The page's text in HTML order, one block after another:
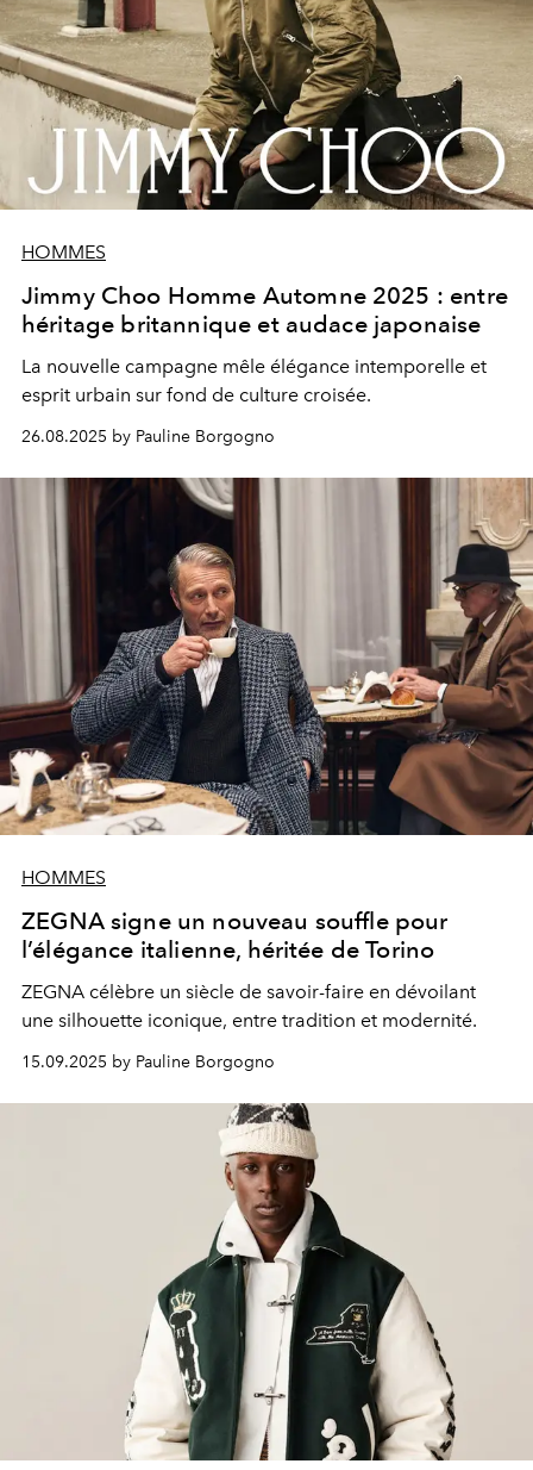
HOMMES
Jimmy Choo Homme Automne 2025 : entre
héritage britannique et audace japonaise
La nouvelle campagne mêle élégance intemporelle et
esprit urbain sur fond de culture croisée.
26.08.2025 by Pauline Borgogno
HOMMES
ZEGNA signe un nouveau souffle pour
l’élégance italienne, héritée de Torino
ZEGNA célèbre un siècle de savoir-faire en dévoilant
une silhouette iconique, entre tradition et modernité.
15.09.2025 by Pauline Borgogno